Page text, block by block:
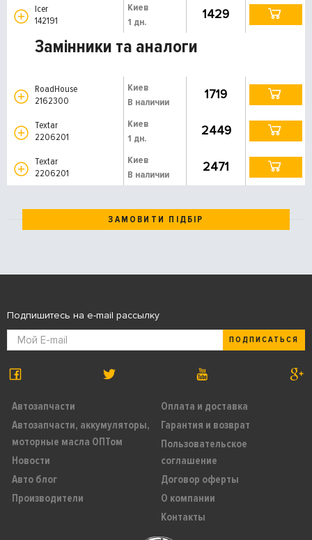
Icer
142191
Киев
1 дн.
1429
Замінники та аналоги
RoadHouse
2162300
Киев
В наличии
1719
Textar
2206201
Киев
1 дн.
2449
Textar
2206201
Киев
В наличии
2471
ЗАМОВИТИ ПІДБІР
Автозапчасти
Автозапчасти, аккумуляторы,
моторные масла ОПТом
Новости
Авто блог
Производители
Оплата и доставка
Гарантия и возврат
Пользовательское
соглашение
Договор оферты
О компании
Контакты
Подпишитесь на e-mail рассылку
ПОДПИСАТЬСЯ